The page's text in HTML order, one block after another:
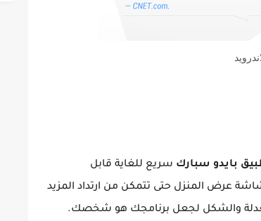
بايدو سبارك سريع للغاية قابل
عرض المنزل حتى تتمكن من ارتداد المزيد
والشكل لجعل برنامجك هو شخصك.